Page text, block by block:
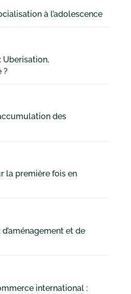
à l’adolescence
Uberisation,
?
des
la première fois en
d’aménagement et de
international :